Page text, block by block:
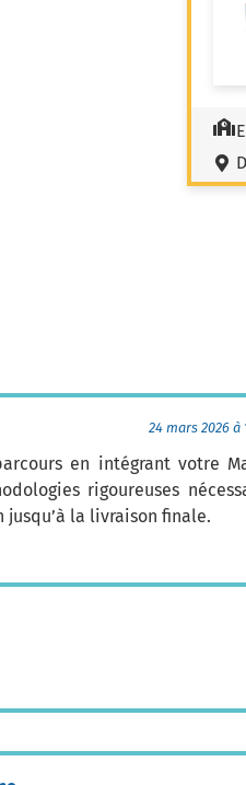
24 mars 2026 à
en intégrant votre
rigoureuses
la livraison finale.